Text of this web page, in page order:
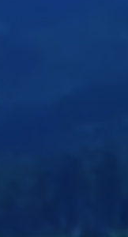
| "लैंगिक हिँसा